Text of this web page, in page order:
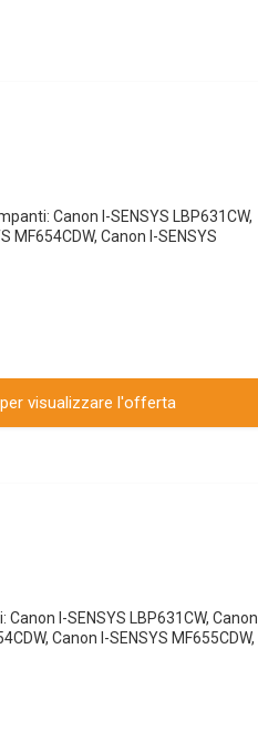
Canon I-SENSYS LBP631CW,
MF654CDW, Canon I-SENSYS
visualizzare l'offerta
I-SENSYS LBP631CW, Canon
Canon I-SENSYS MF655CDW,